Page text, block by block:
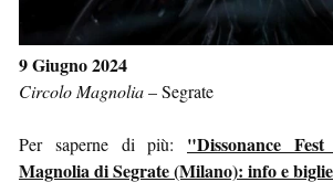
9 Giugno 2024
Circolo Magnolia–Segrate
Per saperne di più: "Dissonance
Magnolia di Segrate (Milano): info e